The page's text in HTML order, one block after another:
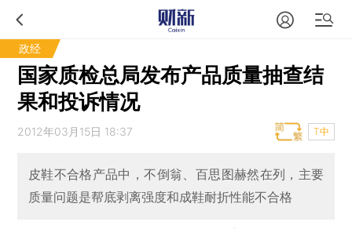
政经
国家质检总局发布产品质量抽查结
果和投诉情况
2012年03月15日 18:37 T中
皮鞋不合格产品中，不倒翁、百思图赫然在列，主要
质量问题是帮底剥离强度和成鞋耐折性能不合格